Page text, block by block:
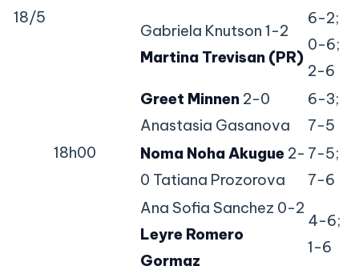
18/5
18h00
Gabriela Knutson 1-2
Martina Trevisan (PR)
6-2;
0-6;
2-6
Greet Minnen 2-0
Anastasia Gasanova
6-3;
7-5
Noma Noha Akugue 2-
0 Tatiana Prozorova
7-5;
7-6
Ana Sofia Sanchez 0-2
Leyre Romero
Gormaz
4-6;
1-6